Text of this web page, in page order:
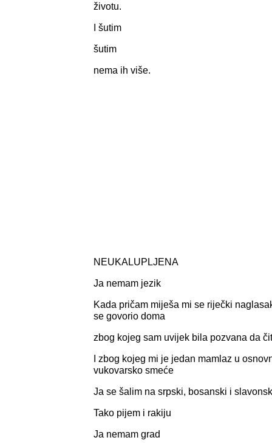
životu.
I šutim
šutim
nema ih više.
NEUKALUPLJENA
Ja nemam jezik
Kada pričam miješa mi se riječki
se govorio doma
zbog kojeg sam uvijek bila pozvana da
I zbog kojeg mi je jedan mamlaz u
vukovarsko smeće
Ja se šalim na srpski, bosanski i
Tako pijem i rakiju
Ja nemam grad